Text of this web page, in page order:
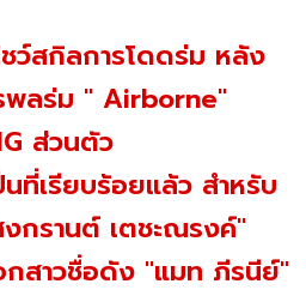
ว์สกิลการโดดร่ม หลัง
พลร่ม " Airborne"
ส่วนตัว
ที่เรียบร้อยแล้ว สำหรับ
กรานต์ เตชะณรงค์"
กสาวชื่อดัง "แมท ภีรนีย์"